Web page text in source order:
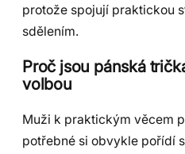
protože spojují praktickou
sdělením.
Proč jsou pánská
volbou
Muži k praktickým věcem
potřebné si obvykle pořídí